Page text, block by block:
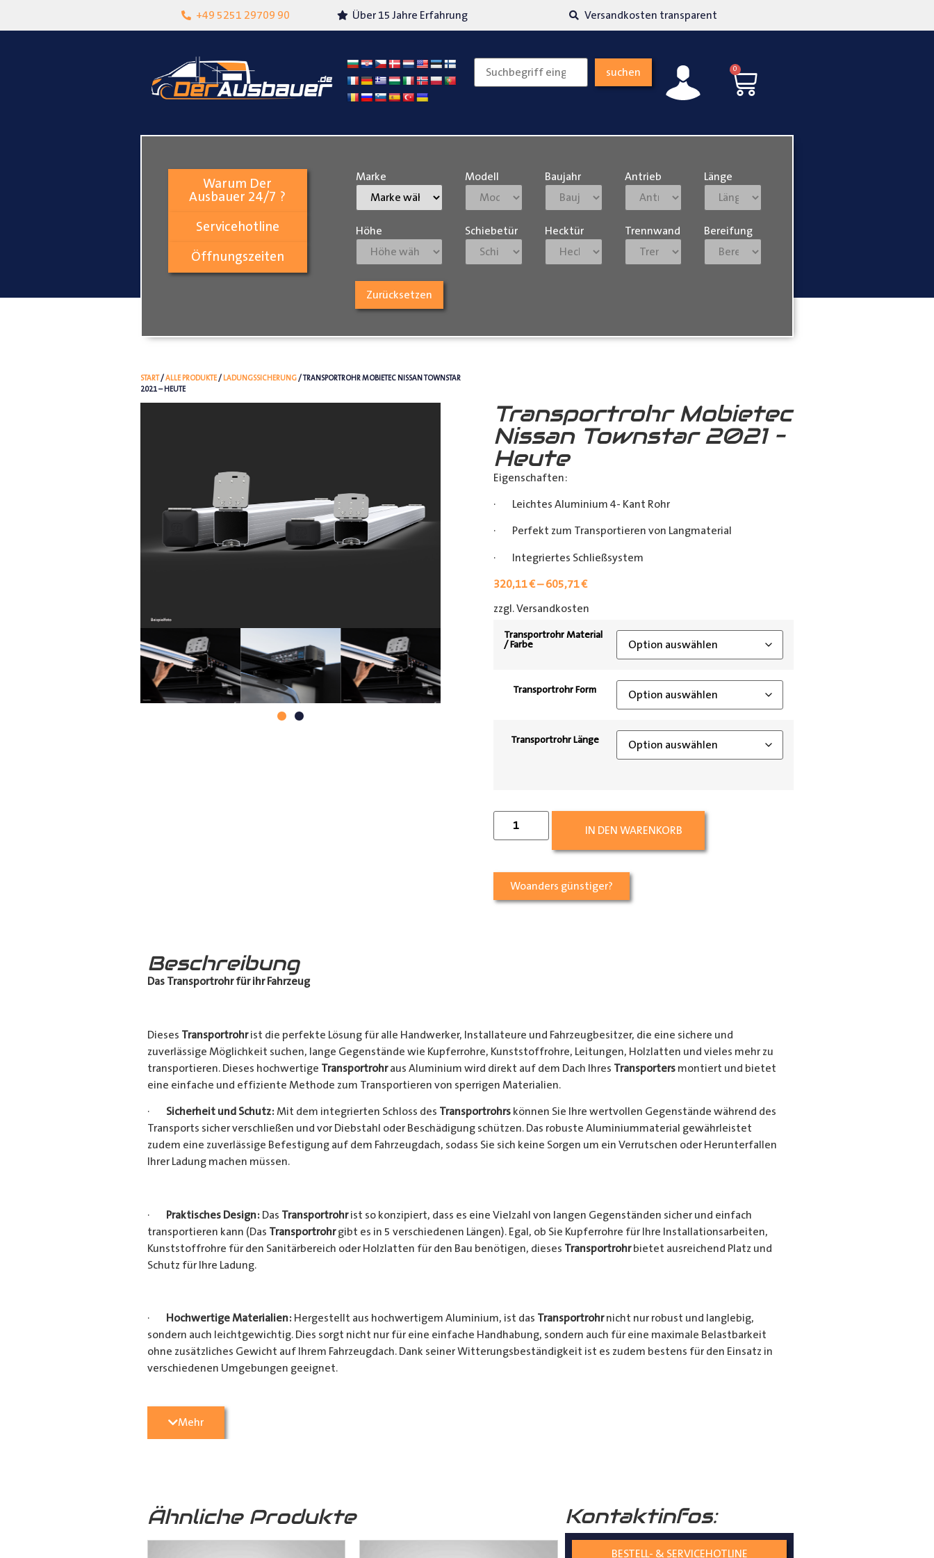
+49 5251 29709 90
Lokalgeschäft in Paderborn Über 15 Jahre Erfahrung Versandkosten transparent
suchen 0
Warum Der
Ausbauer 24/7 ?
Servicehotline
Öffnungszeiten
Marke Modell Baujahr Antrieb Länge
Höhe Schiebetür Hecktür Trennwand Bereifung
Zurücksetzen
START/ALLE PRODUKTE/ LADUNGSSICHERUNG/ TRANSPORTROHR MOBIETEC NISSAN TOWNSTAR
2021 – HEUTE
Transportrohr Mobietec
Nissan Townstar 2021 –
Heute
Eigenschaften:
· Leichtes Aluminium 4- Kant Rohr
· Perfekt zum Transportieren von Langmaterial
· Integriertes Schließsystem
320,11€–605,71€
zzgl. Versandkosten
Transportrohr Material
/ Farbe
Transportrohr Form
Transportrohr Länge
IN DEN WARENKORB
Woanders günstiger?
Beschreibung
Das Transportrohr für ihr Fahrzeug
Dieses Transportrohrist die perfekte Lösung für alle Handwerker, Installateure und Fahrzeugbesitzer, die eine sichere und
zuverlässige Möglichkeit suchen, lange Gegenstände wie Kupferrohre, Kunststoffrohre, Leitungen, Holzlatten und vieles mehr zu
transportieren. Dieses hochwertige Transportrohraus Aluminium wird direkt auf dem Dach Ihres Transportersmontiert und bietet
eine einfache und effiziente Methode zum Transportieren von sperrigen Materialien.
· Sicherheit und Schutz: Mit dem integrierten Schloss des Transportrohrskönnen Sie Ihre wertvollen Gegenstände während des
Transports sicher verschließen und vor Diebstahl oder Beschädigung schützen. Das robuste Aluminiummaterial gewährleistet
zudem eine zuverlässige Befestigung auf dem Fahrzeugdach, sodass Sie sich keine Sorgen um ein Verrutschen oder Herunterfallen
Ihrer Ladung machen müssen.
· Praktisches Design: Das Transportrohrist so konzipiert, dass es eine Vielzahl von langen Gegenständen sicher und einfach
transportieren kann (Das Transportrohrgibt es in 5 verschiedenen Längen). Egal, ob Sie Kupferrohre für Ihre Installationsarbeiten,
Kunststoffrohre für den Sanitärbereich oder Holzlatten für den Bau benötigen, dieses Transportrohrbietet ausreichend Platz und
Schutz für Ihre Ladung.
· Hochwertige Materialien: Hergestellt aus hochwertigem Aluminium, ist das Transportrohrnicht nur robust und langlebig,
sondern auch leichtgewichtig. Dies sorgt nicht nur für eine einfache Handhabung, sondern auch für eine maximale Belastbarkeit
ohne zusätzliches Gewicht auf Ihrem Fahrzeugdach. Dank seiner Witterungsbeständigkeit ist es zudem bestens für den Einsatz in
verschiedenen Umgebungen geeignet.
Vielseitige Anwendungsmöglichkeiten:
Heimwerkerprojekten, dieses
·Verschiedene Variationen:DasTransportrohr
Mehr
Ähnliche Produkte Kontaktinfos:
BESTELL- & SERVICEHOTLINE